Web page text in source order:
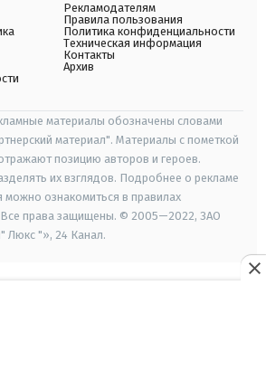
Рекламодателям
Правила пользования
Политика конфиденциальности
Техническая информация
Контакты
Архив
материалы обозначены словами
материал". Материалы с пометкой
позицию авторов и героев.
их взглядов. Подробнее о рекламе
можно ознакомиться в правилах
Все права защищены. © 2005—2022, ЗАО
Люкс "», 24 Канал.